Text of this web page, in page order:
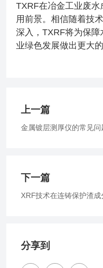
TXRF在冶金工业废
用前景。相信随着技
深入，TXRF将为保
业绿色发展做出更大的
上一篇
金属镀层测厚仪的常见
下一篇
XRF技术在连铸保护渣
分享到